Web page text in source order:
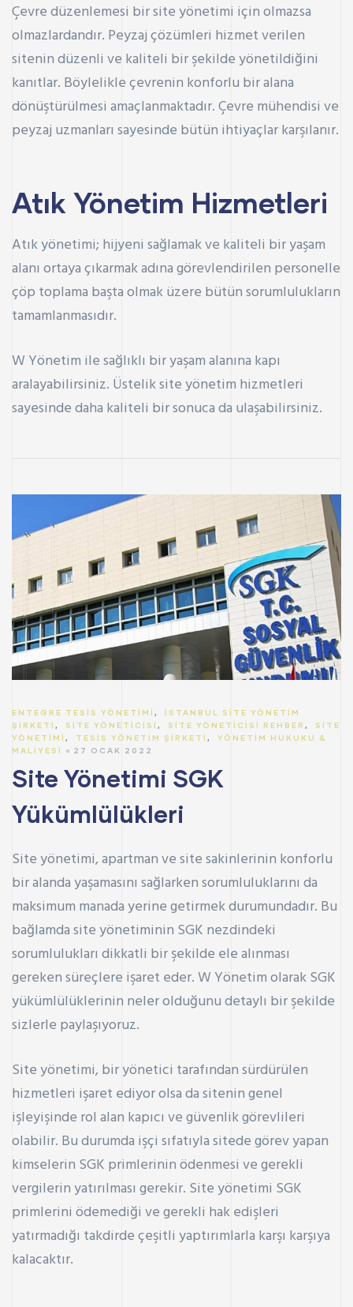
Çevre düzenlemesi bir site yönetimi için olmazsa
olmazlardandır. Peyzaj çözümleri hizmet verilen
sitenin düzenli ve kaliteli bir şekilde yönetildiğini
kanıtlar. Böylelikle çevrenin konforlu bir alana
dönüştürülmesi amaçlanmaktadır. Çevre mühendisi ve
peyzaj uzmanları sayesinde bütün ihtiyaçlar karşılanır.
Atık Yönetim Hizmetleri
Atık yönetimi; hijyeni sağlamak ve kaliteli bir yaşam
alanı ortaya çıkarmak adına görevlendirilen personelle
çöp toplama başta olmak üzere bütün sorumlulukların
tamamlanmasıdır.
W Yönetim ile sağlıklı bir yaşam alanına kapı
aralayabilirsiniz. Üstelik site yönetim hizmetleri
sayesinde daha kaliteli bir sonuca da ulaşabilirsiniz.
ENTEGRE TESIS YÖNETIMI ,İSTANBUL SITE YÖNETIM
ŞIRKETI ,SITE YÖNETICISI ,SITE YÖNETICISI REHBER ,SITE
YÖNETIMI , TESIS YÖNETIM ŞIRKETI ,YÖNETIM HUKUKU &
MALIYESI
27 OCAK 2022
Site Yönetimi SGK
Yükümlülükleri
Site yönetimi, apartman ve site sakinlerinin konforlu
bir alanda yaşamasını sağlarken sorumluluklarını da
maksimum manada yerine getirmek durumundadır. Bu
bağlamda site yönetiminin SGK nezdindeki
sorumlulukları dikkatli bir şekilde ele alınması
gereken süreçlere işaret eder. W Yönetim olarak SGK
yükümlülüklerinin neler olduğunu detaylı bir şekilde
sizlerle paylaşıyoruz.
Site yönetimi, bir yönetici tarafından sürdürülen
hizmetleri işaret ediyor olsa da sitenin genel
işleyişinde rol alan kapıcı ve güvenlik görevlileri
olabilir. Bu durumda işçi sıfatıyla sitede görev yapan
kimselerin SGK primlerinin ödenmesi ve gerekli
vergilerin yatırılması gerekir. Site yönetimi SGK
primlerini ödemediği ve gerekli hak edişleri
yatırmadığı takdirde çeşitli yaptırımlarla karşı karşıya
kalacaktır.